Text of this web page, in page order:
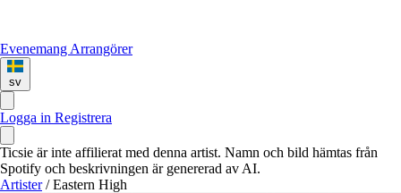
Evenemang Arrangörer
sv
Logga in Registrera
Ticsie är inte affilierat med denna artist. Namn och bild hämtas från
Spotify och beskrivningen är genererad av AI.
Artister / Eastern High